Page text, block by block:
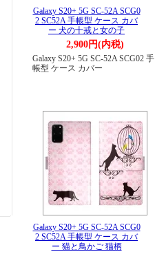
Galaxy S20+ 5G SC-52A SCG0
2 SC52A 手帳型 ケース カバ
ー 犬の十戒と女の子
2,900円(内税)
Galaxy S20+ 5G SC-52A SCG02 手
帳型 ケース カバー
Galaxy S20+ 5G SC-52A SCG0
2 SC52A 手帳型 ケース カバ
ー 猫と鳥かご 猫柄